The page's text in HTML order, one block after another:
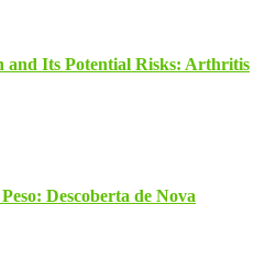
and Its Potential Risks: Arthritis
Descoberta de Nova